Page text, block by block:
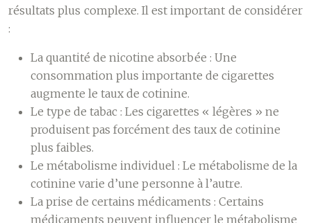
résultats plus complexe. Il est important de considérer
:
La quantité de nicotine absorbée : Une
consommation plus importante de cigarettes
augmente le taux de cotinine.
Le type de tabac : Les cigarettes « légères » ne
produisent pas forcément des taux de cotinine
plus faibles.
Le métabolisme individuel : Le métabolisme de la
cotinine varie d’une personne à l’autre.
La prise de certains médicaments : Certains
médicaments peuvent influencer le métabolisme